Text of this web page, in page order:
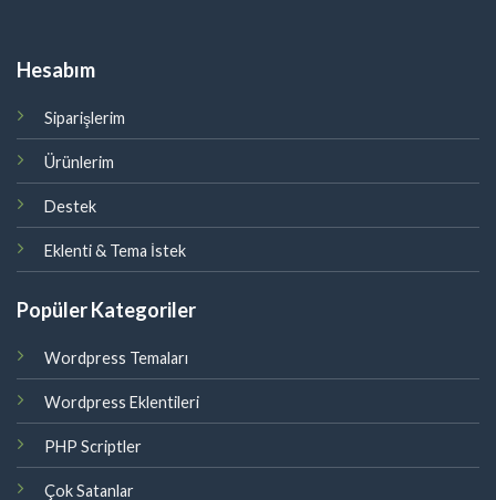
Hesabım
Siparişlerim
Ürünlerim
Destek
Eklenti & Tema İstek
Popüler Kategoriler
Wordpress Temaları
Wordpress Eklentileri
PHP Scriptler
Çok Satanlar